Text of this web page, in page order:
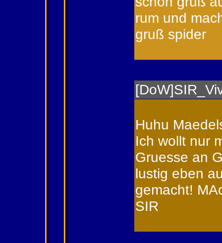
rum und
gruß spider
Huhu
Ich wollt nur
Gruesse an
lustig eben
gemacht!
SIR